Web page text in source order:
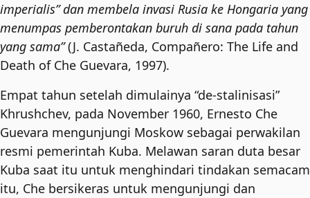
imperialis” dan membela invasi Rusia ke Hongaria yang
menumpas pemberontakan buruh di sana pada tahun
yang sama”(J. Castañeda, Compañero: The Life and
Death of Che Guevara, 1997).
Empat tahun setelah dimulainya “de-stalinisasi”
Khrushchev, pada November 1960, Ernesto Che
Guevara mengunjungi Moskow sebagai perwakilan
resmi pemerintah Kuba. Melawan saran duta besar
Kuba saat itu untuk menghindari tindakan semacam
itu, Che bersikeras untuk mengunjungi dan